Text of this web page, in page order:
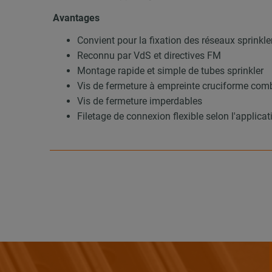
Avantages
Convient pour la fixation des réseaux
Reconnu par VdS et directives FM
Montage rapide et simple de tubes sprinkler
Vis de fermeture à empreinte cruciforme
Vis de fermeture imperdables
Filetage de connexion flexible selon